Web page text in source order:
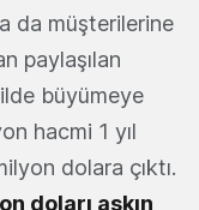
da müşterilerine
paylaşılan
büyümeye
hacmi 1 yıl
dolara çıktı.
doları aşkın